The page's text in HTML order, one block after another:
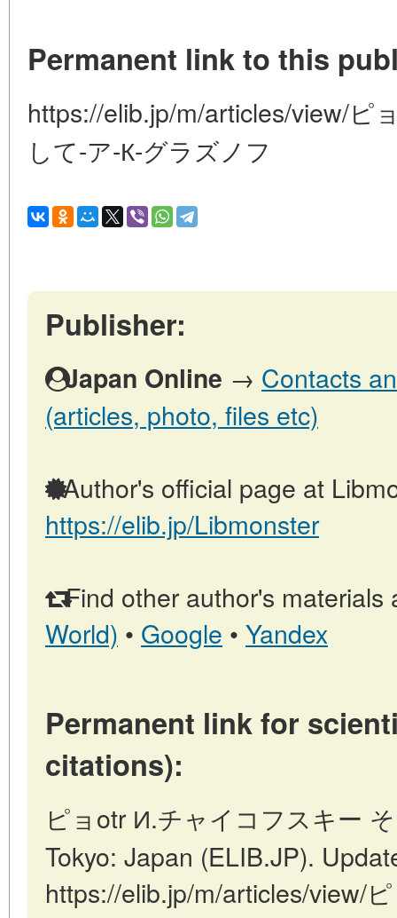
Permanent link to this
https://elib.jp/m/articles/view/ピ
して-ア-К-グラズノフ
Publisher:
Japan Online → Contacts
(articles, photo, files etc)
Author's official page at
https://elib.jp/Libmonster
Find other author's materials
World) • Google • Yandex
Permanent link for
citations):
ピョotr И.チャイコフスキー
Tokyo: Japan (ELIB.JP).
https://elib.jp/m/articles/view/